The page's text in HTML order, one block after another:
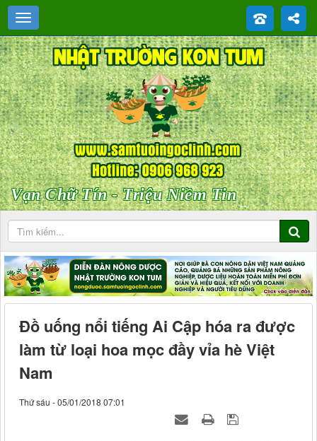
Vạn Chữ Tín - Triệu Niềm Tin
Đồ uống nổi tiếng Ai Cập hóa ra được
làm từ loại hoa mọc đầy vỉa hè Việt
Nam
Thứ sáu - 05/01/2018 07:01